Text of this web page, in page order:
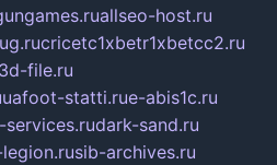
allseo-host.ru
cricetc1xbetr1xbetcc2.ru
3d-file.ru
uafoot-statti.rue-abis1c.ru
services.rudark-sand.ru
sib-archives.ru